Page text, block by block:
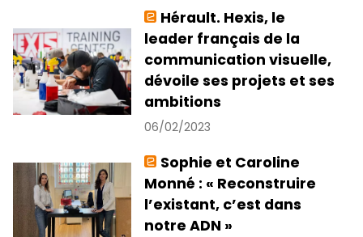
Hérault. Hexis, le
leader français de la
communication visuelle,
dévoile ses projets et ses
ambitions
06/02/2023
Sophie et Caroline
Monné : « Reconstruire
l’existant, c’est dans
notre ADN »